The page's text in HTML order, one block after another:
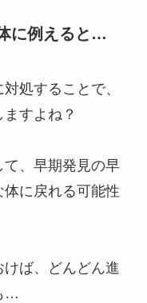
に例えると…
処することで、
すよね？
、早期発見の早
に戻れる可能性
ば、どんどん進
…